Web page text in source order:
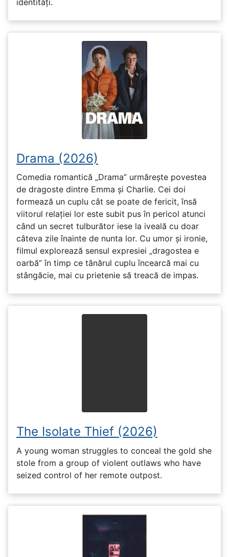
identități.
Drama (2026)
Comedia romantică „Drama” urmărește povestea
de dragoste dintre Emma și Charlie. Cei doi
formează un cuplu cât se poate de fericit, însă
viitorul relației lor este subit pus în pericol atunci
când un secret tulburător iese la iveală cu doar
câteva zile înainte de nunta lor. Cu umor și ironie,
filmul explorează sensul expresiei „dragostea e
oarbă” în timp ce tânărul cuplu încearcă mai cu
stângăcie, mai cu prietenie să treacă de impas.
The Isolate Thief (2026)
A young woman struggles to conceal the gold she
stole from a group of violent outlaws who have
seized control of her remote outpost.